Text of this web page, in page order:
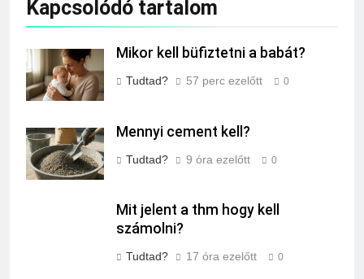
Kapcsolódó tartalom
Mikor kell büfiztetni a babát?
Tudtad? 57 perc ezelőtt 0
Mennyi cement kell?
Tudtad? 9 óra ezelőtt 0
Mit jelent a thm hogy kell
számolni?
Tudtad? 17 óra ezelőtt 0